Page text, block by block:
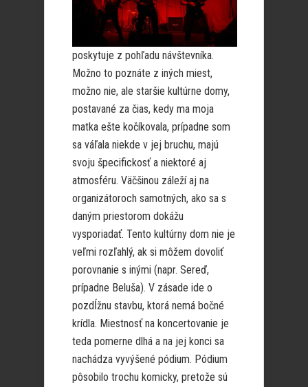
poskytuje z pohľadu návštevníka.
Možno to poznáte z iných miest,
možno nie, ale staršie kultúrne domy,
postavané za čias, kedy ma moja
matka ešte kočíkovala, prípadne som
sa váľala niekde v jej bruchu, majú
svoju špecifickosť a niektoré aj
atmosféru. Väčšinou záleží aj na
organizátoroch samotných, ako sa s
daným priestorom dokážu
vysporiadať. Tento kultúrny dom nie je
veľmi rozľahlý, ak si môžem dovoliť
porovnanie s inými (napr. Sereď,
prípadne Beluša). V zásade ide o
pozdĺžnu stavbu, ktorá nemá bočné
krídla. Miestnosť na koncertovanie je
teda pomerne dlhá a na jej konci sa
nachádza vyvýšené pódium. Pódium
pôsobilo trochu komicky, pretože sú